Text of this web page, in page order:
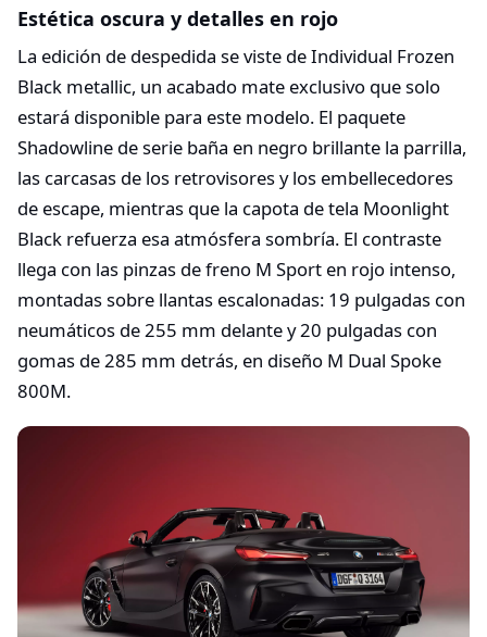
Estética oscura y detalles en rojo
La edición de despedida se viste de Individual Frozen
Black metallic, un acabado mate exclusivo que solo
estará disponible para este modelo. El paquete
Shadowline de serie baña en negro brillante la parrilla,
las carcasas de los retrovisores y los embellecedores
de escape, mientras que la capota de tela Moonlight
Black refuerza esa atmósfera sombría. El contraste
llega con las pinzas de freno M Sport en rojo intenso,
montadas sobre llantas escalonadas: 19 pulgadas con
neumáticos de 255 mm delante y 20 pulgadas con
gomas de 285 mm detrás, en diseño M Dual Spoke
800M.​